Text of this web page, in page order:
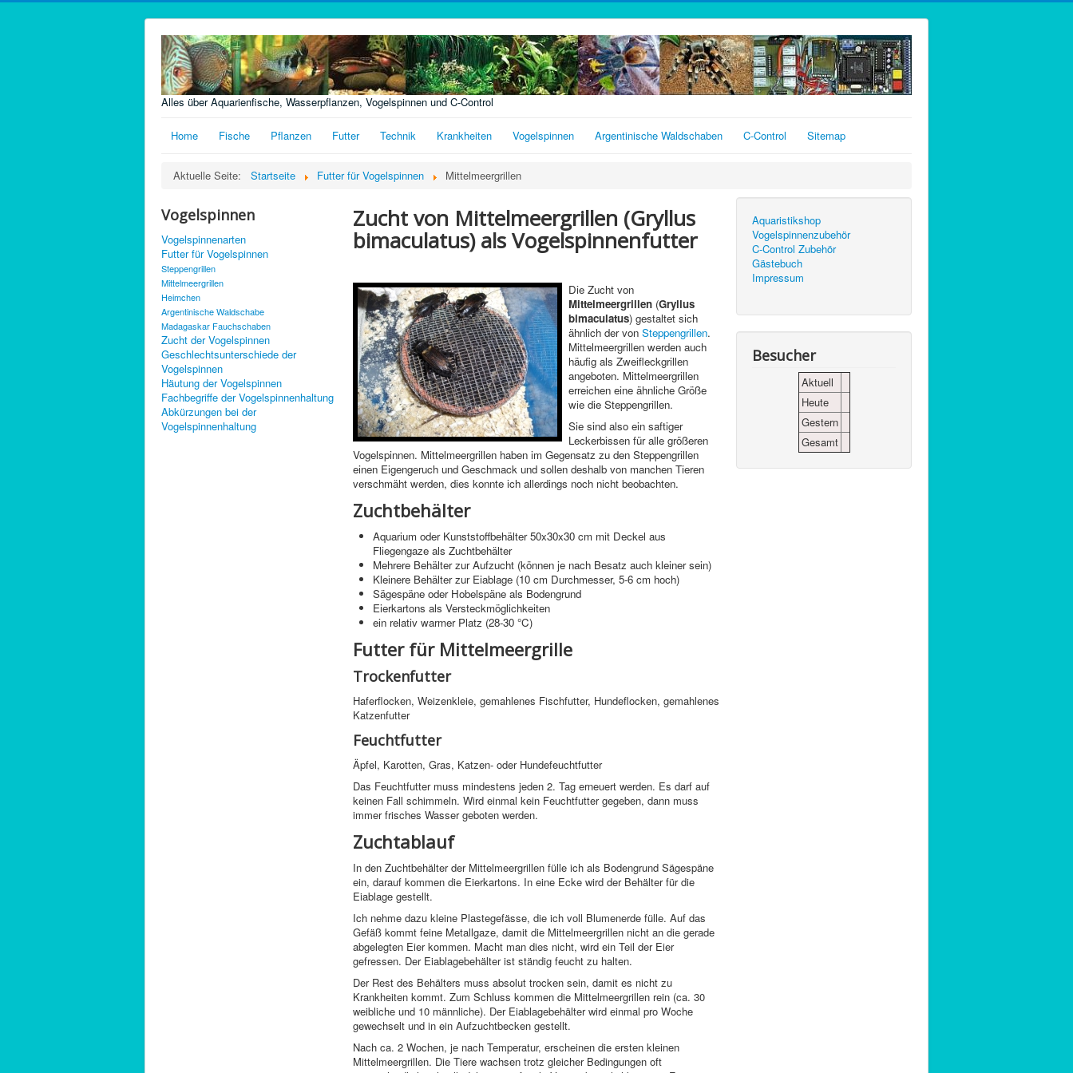
Alles über Aquarienfische, Wasserpflanzen, Vogelspinnen und C-Control
Home Fische Pflanzen Futter Technik Krankheiten Vogelspinnen Argentinische Waldschaben C-Control Sitemap
Aktuelle Seite: Startseite Futter für Vogelspinnen Mittelmeergrillen
Vogelspinnen
Vogelspinnenarten
Futter für Vogelspinnen
Steppengrillen
Mittelmeergrillen
Heimchen
Argentinische Waldschabe
Madagaskar Fauchschaben
Zucht der Vogelspinnen
Geschlechtsunterschiede der
Vogelspinnen
Häutung der Vogelspinnen
Fachbegriffe der Vogelspinnenhaltung
Abkürzungen bei der
Vogelspinnenhaltung
Zucht von Mittelmeergrillen (Gryllus
bimaculatus) als Vogelspinnenfutter
Die Zucht von
Mittelmeergrillen (Gryllus
bimaculatus) gestaltet sich
ähnlich der von Steppengrillen.
Mittelmeergrillen werden auch
häufig als Zweifleckgrillen
angeboten. Mittelmeergrillen
erreichen eine ähnliche Größe
wie die Steppengrillen.
Sie sind also ein saftiger
Leckerbissen für alle größeren
Vogelspinnen. Mittelmeergrillen haben im Gegensatz zu den Steppengrillen
einen Eigengeruch und Geschmack und sollen deshalb von manchen Tieren
verschmäht werden, dies konnte ich allerdings noch nicht beobachten.
Zuchtbehälter
Aquarium oder Kunststoffbehälter 50x30x30 cm mit Deckel aus
Fliegengaze als Zuchtbehälter
Mehrere Behälter zur Aufzucht (können je nach Besatz auch kleiner sein)
Kleinere Behälter zur Eiablage (10 cm Durchmesser, 5-6 cm hoch)
Sägespäne oder Hobelspäne als Bodengrund
Eierkartons als Versteckmöglichkeiten
ein relativ warmer Platz (28-30 °C)
Futter für Mittelmeergrille
Trockenfutter
Haferflocken, Weizenkleie, gemahlenes Fischfutter, Hundeflocken, gemahlenes
Katzenfutter
Feuchtfutter
Äpfel, Karotten, Gras, Katzen- oder Hundefeuchtfutter
Das Feuchtfutter muss mindestens jeden 2. Tag erneuert werden. Es darf auf
keinen Fall schimmeln. Wird einmal kein Feuchtfutter gegeben, dann muss
immer frisches Wasser geboten werden.
Zuchtablauf
In den Zuchtbehälter der Mittelmeergrillen fülle ich als Bodengrund Sägespäne
ein, darauf kommen die Eierkartons. In eine Ecke wird der Behälter für die
Eiablage gestellt.
Ich nehme dazu kleine Plastegefässe, die ich voll Blumenerde fülle. Auf das
Gefäß kommt feine Metallgaze, damit die Mittelmeergrillen nicht an die gerade
abgelegten Eier kommen. Macht man dies nicht, wird ein Teil der Eier
gefressen. Der Eiablagebehälter ist ständig feucht zu halten.
Der Rest des Behälters muss absolut trocken sein, damit es nicht zu
Krankheiten kommt. Zum Schluss kommen die Mittelmeergrillen rein (ca. 30
weibliche und 10 männliche). Der Eiablagebehälter wird einmal pro Woche
gewechselt und in ein Aufzuchtbecken gestellt.
Nach ca. 2 Wochen, je nach Temperatur, erscheinen die ersten kleinen
Mittelmeergrillen. Die Tiere wachsen trotz gleicher Bedingungen oft
Aquaristikshop
Vogelspinnenzubehör
C-Control Zubehör
Gästebuch
Impressum
Besucher
Aktuell
Heute
Gestern
Gesamt